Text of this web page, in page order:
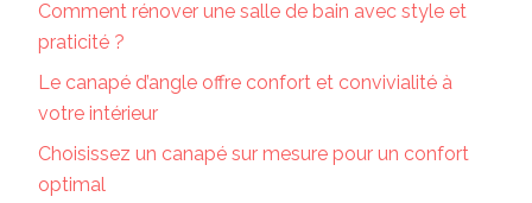
Comment rénover une salle de bain avec style et
praticité ?
Le canapé d’angle offre confort et convivialité à
votre intérieur
Choisissez un canapé sur mesure pour un confort
optimal